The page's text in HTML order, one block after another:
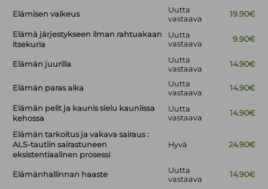
Elämisen vaikeus
Uutta
vastaava
19.90€
Elämä järjestykseen ilman rahtuakaan
itsekuria
Uutta
vastaava
9.90€
Elämän juurilla
Uutta
vastaava
14.90€
Elämän paras aika
Uutta
vastaava
14.90€
Elämän pelit ja kaunis sielu kauniissa
kehossa
Uutta
vastaava
14.90€
Elämän tarkoitus ja vakava sairaus :
ALS-tautiin sairastuneen
eksistentiaalinen prosessi
Hyvä 24.90€
Elämänhallinnan haaste
Uutta
vastaava
14.90€